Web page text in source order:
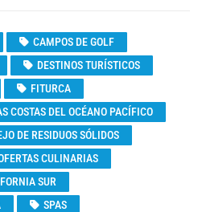
CAMPOS DE GOLF
DESTINOS TURÍSTICOS
FITURCA
COSTAS DEL OCÉANO PACÍFICO
DE RESIDUOS SÓLIDOS
CULINARIAS
SUR
SPAS